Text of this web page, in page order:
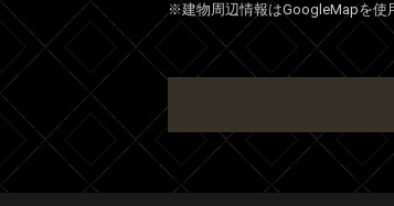
※建物周辺情報はGoogleMapを使